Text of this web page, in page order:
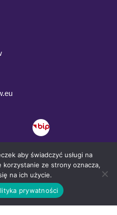
nr. 14 w Tarnowie
aby świadczyć usługi na
korzystanie ze strony oznacza,
na ich użycie.
prywatności